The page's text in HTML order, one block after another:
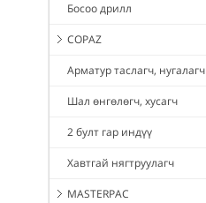
Босоо дрилл
COPAZ
Арматур таслагч, нугалагч
Шал өнгөлөгч, хусагч
2 булт гар индүү
Хавтгай нягтруулагч
MASTERPAC